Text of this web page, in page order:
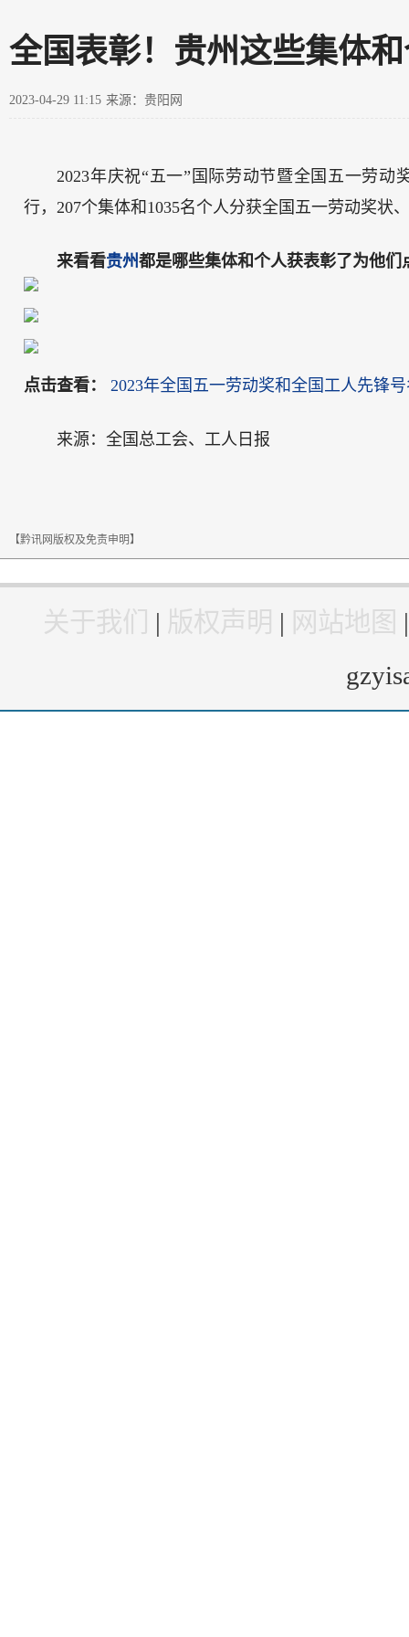
全国表彰！贵州这些集体
2023-04-29 11:15 来源：贵阳网
2023年庆祝“五一”国际劳动节暨全国五一劳
行，207个集体和1035名个人分获全国五一劳动奖状
来看看贵州都是哪些集体和个人获表彰了为他们
点击查看： 2023年全国五一劳动奖和全国工人先锋
来源：全国总工会、工人日报
【黔讯网版权及免责申明】
关于我们 | 版权声明 | 网站地图